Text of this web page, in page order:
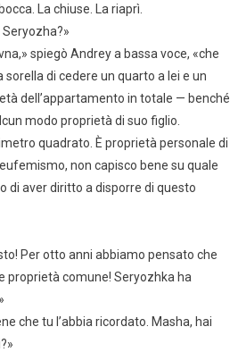
La chiuse. La riaprì.
spiegò Andrey a bassa voce, «che
di cedere un quarto a lei e un
dell’appartamento in totale — benché
modo proprietà di suo figlio.
quadrato. È proprietà personale di
non capisco bene su quale
di aver diritto a disporre di questo
Per otto anni abbiamo pensato che
comune! Seryozhka ha
che tu l’abbia ricordato. Masha, hai